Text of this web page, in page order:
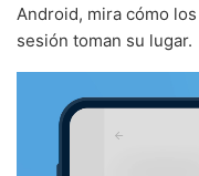
Android, mira cómo
sesión toman su lugar.